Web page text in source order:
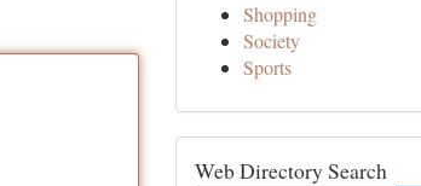
Shopping
Society
Sports
Web Directory Search